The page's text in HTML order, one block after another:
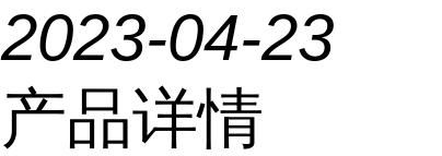
2023-04-23
产品详情